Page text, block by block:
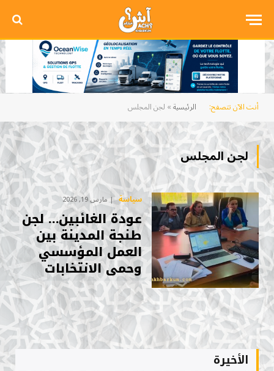
أنت الآن تتصفح: الرئيسية» لجن المجلس
لجن المجلس
سياسة مارس 19, 2026
عودة الغائبين… لجن
طنجة المدينة بين
العمل المؤسسي
وحمى الانتخابات
الأخيرة